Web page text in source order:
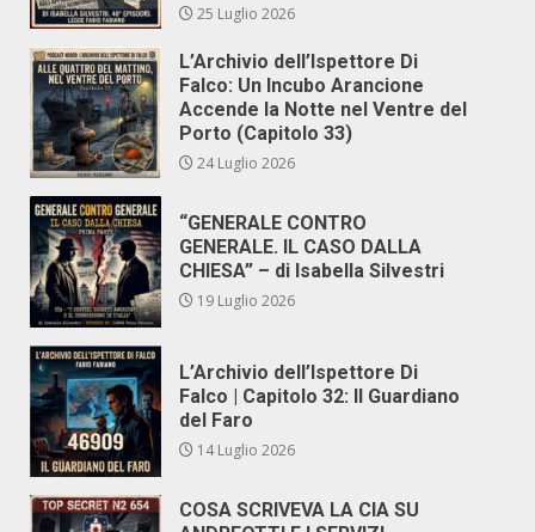
25 Luglio 2026
L’Archivio dell’Ispettore Di
Falco: Un Incubo Arancione
Accende la Notte nel Ventre del
Porto (Capitolo 33)
24 Luglio 2026
“GENERALE CONTRO
GENERALE. IL CASO DALLA
CHIESA” – di Isabella Silvestri
19 Luglio 2026
L’Archivio dell’Ispettore Di
Falco | Capitolo 32: Il Guardiano
del Faro
14 Luglio 2026
COSA SCRIVEVA LA CIA SU